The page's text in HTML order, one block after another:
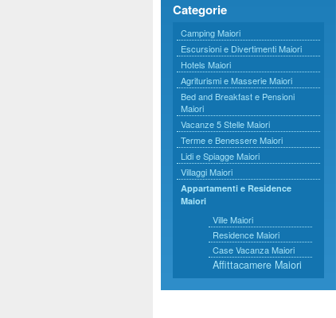
Categorie
Camping Maiori
Escursioni e Divertimenti Maiori
Hotels Maiori
Agriturismi e Masserie Maiori
Bed and Breakfast e Pensioni
Maiori
Vacanze 5 Stelle Maiori
Terme e Benessere Maiori
Lidi e Spiagge Maiori
Villaggi Maiori
Appartamenti e Residence
Maiori
Ville Maiori
Residence Maiori
Case Vacanza Maiori
Affittacamere Maiori